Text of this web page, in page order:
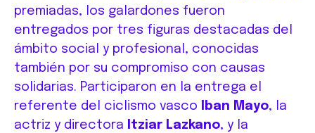
premiadas, los galardones fueron
entregados por tres figuras destacadas del
ámbito social y profesional, conocidas
también por su compromiso con causas
solidarias. Participaron en la entrega el
referente del ciclismo vasco
Iban Mayo, la
actriz y directora
Itziar Lazkano, y la